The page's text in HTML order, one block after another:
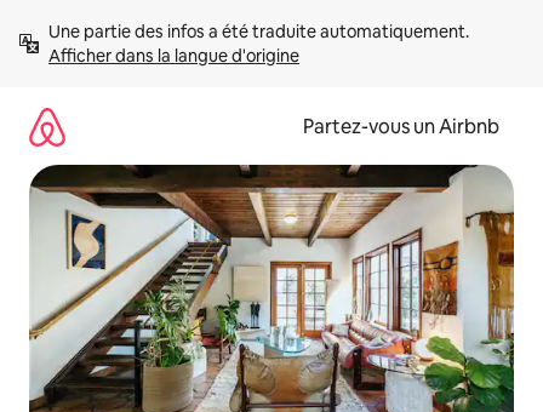
directement
Afficher dans la langue d'origine
Partez-vous un Airbnb